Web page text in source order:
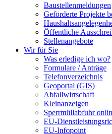
Baustellenmeldungen
Geförderte Projekte
Öffentliche
Stellenangebote
Wir für Sie
Was erledige ich wo?
Formulare / Anträge
Telefonverzeichnis
Geoportal (GIS)
Abfallwirtschaft
Kleinanzeigen
Sperrmüllabfuhr
EU-
EU-Infopoint